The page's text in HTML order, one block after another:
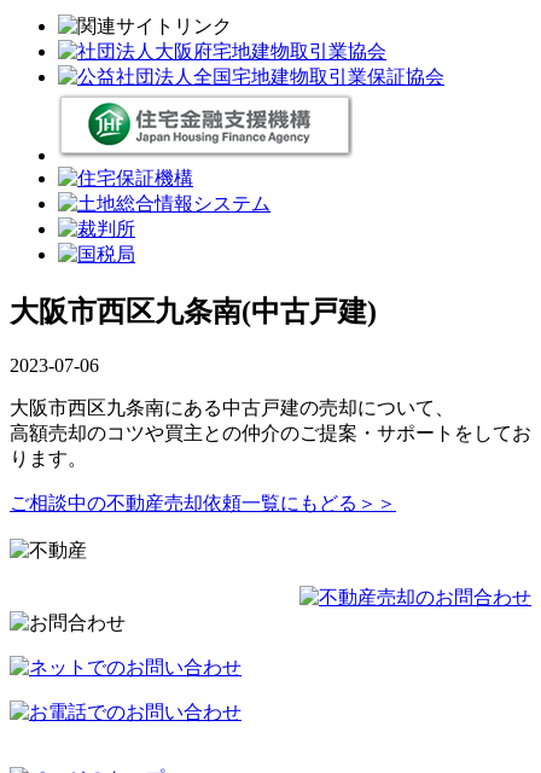
大阪市西区九条南(中古戸建)
2023-07-06
大阪市西区九条南にある中古戸建の売却について、
高額売却のコツや買主との仲介のご提案・サポートをしてお
ります。
ご相談中の不動産売却依頼一覧にもどる＞＞